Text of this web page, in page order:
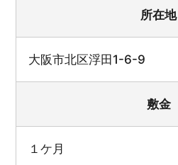
所在地
大阪市北区浮田1-6-9
敷金
１ケ月